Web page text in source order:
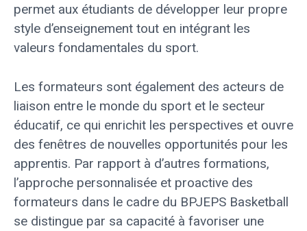
permet aux étudiants de développer leur propre
style d’enseignement tout en intégrant les
valeurs fondamentales du sport.
Les formateurs sont également des acteurs de
liaison entre le monde du sport et le secteur
éducatif, ce qui enrichit les perspectives et ouvre
des fenêtres de nouvelles opportunités pour les
apprentis. Par rapport à d’autres formations,
l’approche personnalisée et proactive des
formateurs dans le cadre du BPJEPS Basketball
se distingue par sa capacité à favoriser une